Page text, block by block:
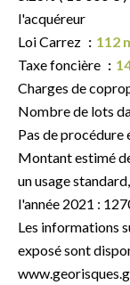
l'acquéreur
Loi Carrez
112
Taxe foncière
Charges de
Nombre de lots
Pas de procédure
Montant estimé
un usage
l'année 2021 :
Les informations
exposé sont